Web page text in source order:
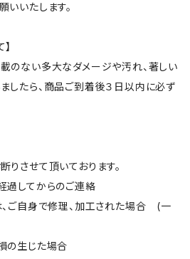
いいたします。
のない多大なダメージや汚れ、著しい
したら、商品ご到着後３日以内に必ず
りさせて頂いております。
過してからのご連絡
、ご自身で修理、加工された場合 (一
の生じた場合